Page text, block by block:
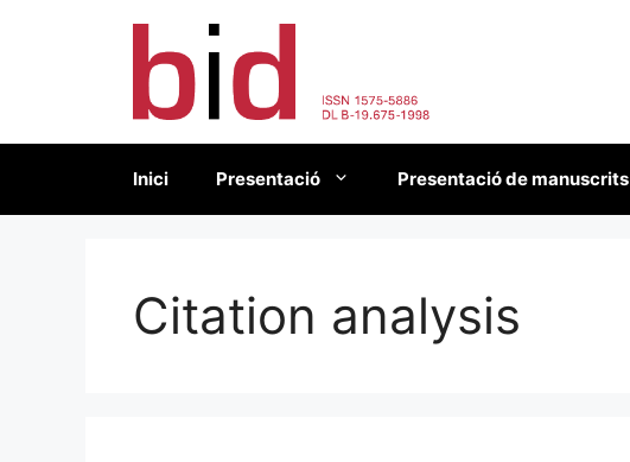
Inici Presentació Presentació de manuscrits
Citation analysis